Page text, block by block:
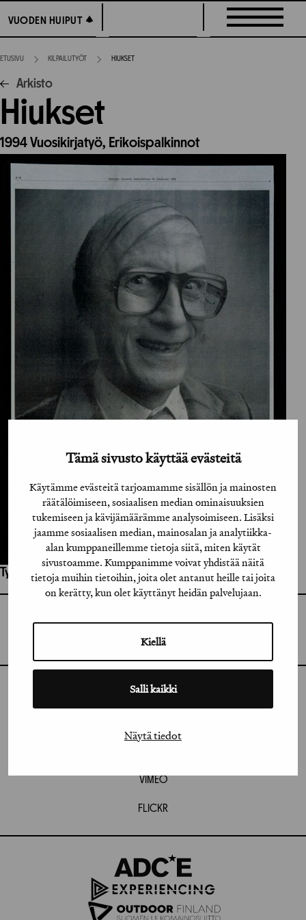
Tämä sivusto käyttää evästeitä
Käytämme evästeitä tarjoamamme sisällön ja mainosten
räätälöimiseen, sosiaalisen median ominaisuuksien
tukemiseen ja kävijämäärämme analysoimiseen. Lisäksi
jaamme sosiaalisen median, mainosalan ja analytiikka-
alan kumppaneillemme tietoja siitä, miten käytät
sivustoamme. Kumppanimme voivat yhdistää näitä
tietoja muihin tietoihin, joita olet antanut heille tai joita
on kerätty, kun olet käyttänyt heidän palvelujaan.
Kiellä
Salli kaikki
Näytä tiedot
suoraan
sisältöön
VUODEN HUIPUT
VUODEN HUIPUT
ETUSIVU KILPAILUTYÖT HIUKSET
Arkisto
Hiukset
1994Vuosikirjatyö, Erikoispalkinnot
Työhön osallistuneet henkilöt / tahot:
GRAFIA(AT)GRAFIA.FI
INSTAGRAM
VIMEO
FLICKR